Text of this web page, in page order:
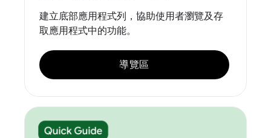
建立底部應用程式列，協助使用者瀏覽及存
取應用程式中的功能。
導覽區